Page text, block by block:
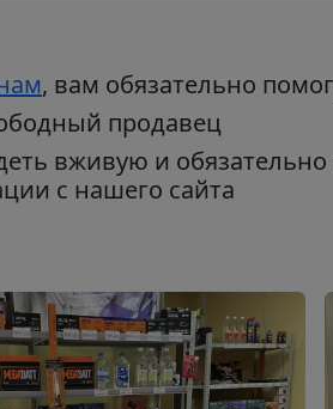
, вам обязательно
продавец
вживую и
с нашего сайта